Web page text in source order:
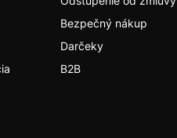
Bezpečný nákup
Darčeky
B2B